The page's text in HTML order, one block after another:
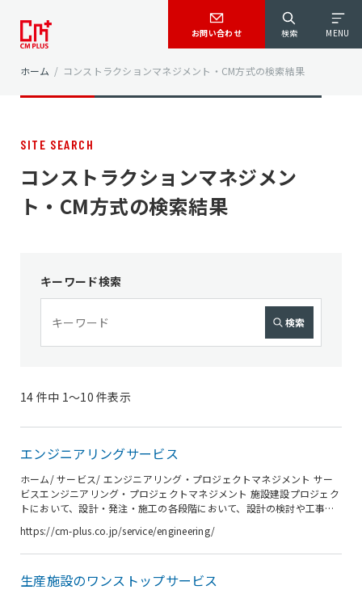
検索 MENU
お問い合わせ
ホーム / コンストラクションマネジメント・CM方式の検索結果
SITE SEARCH
コンストラクションマネジメン
ト・CM方式の検索結果
キーワード検索
14 件中 1〜10 件表示
エンジニアリングサービス
ホーム/ サービス/ エンジニアリング・プロジェクトマネジメント サー
ビスエンジニアリング・プロジェクトマネジメント 施設建設プロジェク
トにおいて、設計・発注・施工の各段階において、設計の検討や工事発
ント業務を行います。PM/CM（プロジェクトマネジメント／コンストラ
クションマネジメント）にエンジニアリングの技術力を合わせ持ち、建
シーエムプラスのエンジニアリングの強みと特徴 特徴01 国内外の豊富
https://cm-plus.co.jp/service/engineering/
生産施設のワンストップサービス